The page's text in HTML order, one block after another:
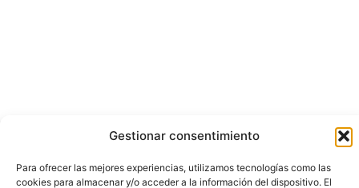
Gestionar consentimiento
Para ofrecer las mejores experiencias, utilizamos tecnologías como las
cookies para almacenar y/o acceder a la información del dispositivo. El